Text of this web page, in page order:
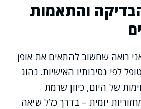
והתאמות
רואה שחשוב להתאים את אופן
לפי נסיבותיו האישיות. נהוג
של היום, כיוון שרמת
יומית – בדרך כלל שיאה